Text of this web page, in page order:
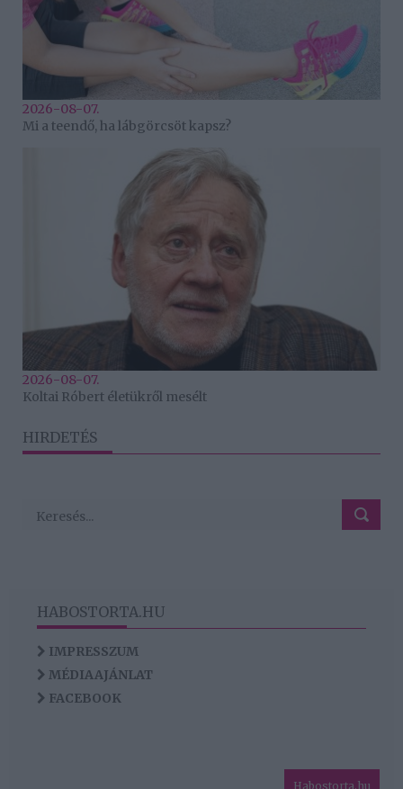
2026-08-07.
Mi a teendő, ha lábgörcsöt kapsz?
2026-08-07.
Koltai Róbert életükről mesélt
HIRDETÉS
HABOSTORTA.HU
IMPRESSZUM
MÉDIAAJÁNLAT
FACEBOOK
Habostorta.hu